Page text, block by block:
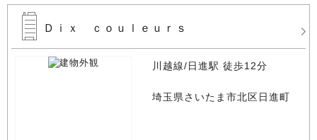
Ｄｉｘ ｃｏｕｌｅｕｒｓ
川越線/日進駅 徒歩12分
埼玉県さいたま市北区日進町